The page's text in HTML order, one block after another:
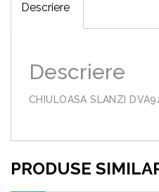
Descriere
Descriere
CHIULOASA SLANZI
PRODUSE